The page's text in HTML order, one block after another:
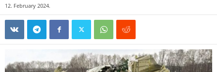
12. February 2024.